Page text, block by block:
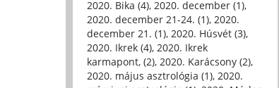
2020. Bika (4), 2020. december (1),
2020. december 21-24. (1), 2020.
december 21. (1), 2020. Húsvét (3),
2020. Ikrek (4), 2020. Ikrek
karmapont, (2), 2020. Karácsony (2),
2020. május asztrológia (1), 2020.